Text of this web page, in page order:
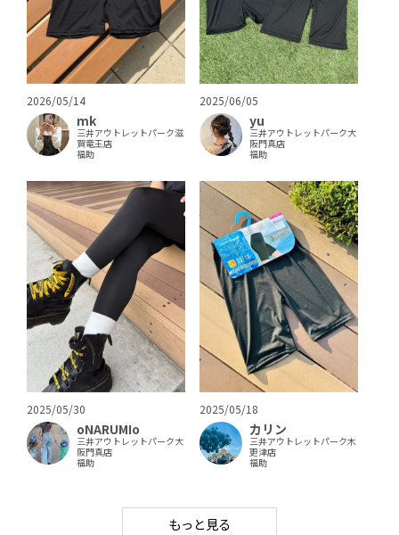
2026/05/14
mk
三井アウトレットパーク滋
賀竜王店
福助
2025/06/05
yu
三井アウトレットパーク大
阪門真店
福助
2025/05/30
oNARUMIo
三井アウトレットパーク大
阪門真店
福助
2025/05/18
カリン
三井アウトレットパーク木
更津店
福助
もっと見る